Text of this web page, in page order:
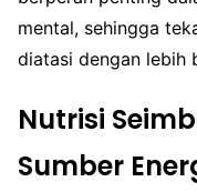
mental, sehingga
diatasi dengan lebih
Nutrisi
Sumber